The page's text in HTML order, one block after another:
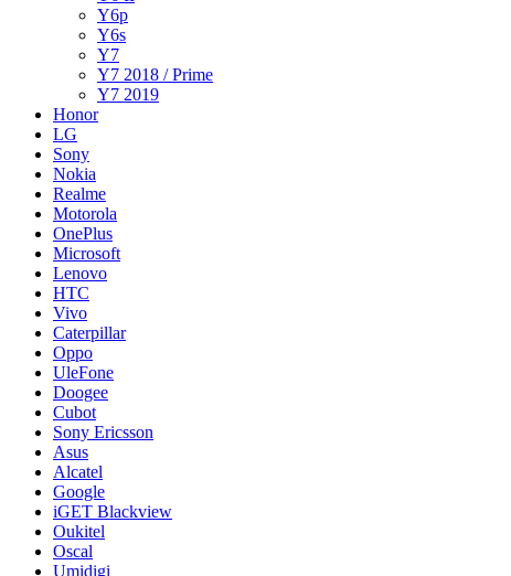
Y6p
Y6s
Y7
Y7 2018 / Prime
Y7 2019
Honor
LG
Sony
Nokia
Realme
Motorola
OnePlus
Microsoft
Lenovo
HTC
Vivo
Caterpillar
Oppo
UleFone
Doogee
Cubot
Sony Ericsson
Asus
Alcatel
Google
iGET Blackview
Oukitel
Oscal
Umidigi